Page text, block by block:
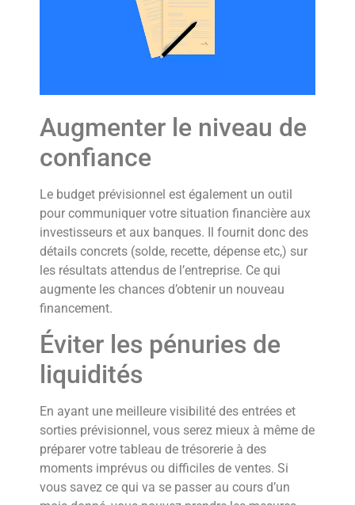
Augmenter le niveau de
confiance
Le budget prévisionnel est également un outil
pour communiquer votre situation financière aux
investisseurs et aux banques. Il fournit donc des
détails concrets (solde, recette, dépense etc,) sur
les résultats attendus de l’entreprise. Ce qui
augmente les chances d’obtenir un nouveau
financement.
Éviter les pénuries de
liquidités
En ayant une meilleure visibilité des entrées et
sorties prévisionnel, vous serez mieux à même de
préparer votre tableau de trésorerie à des
moments imprévus ou difficiles de ventes. Si
vous savez ce qui va se passer au cours d’un